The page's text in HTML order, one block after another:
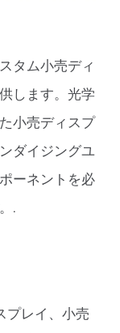
タム小売ディ
します。光学
小売ディスプ
ダイジングユ
ーネントを必
.
プレイ、小売